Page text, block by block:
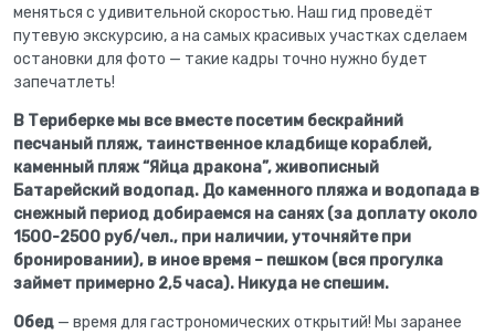
меняться с удивительной скоростью. Наш гид проведёт
путевую экскурсию, а на самых красивых участках сделаем
остановки для фото — такие кадры точно нужно будет
запечатлеть!
В Териберке мы все вместе посетим бескрайний
песчаный пляж, таинственное кладбище кораблей,
каменный пляж “Яйца дракона”, живописный
Батарейский водопад. До каменного пляжа и водопада в
снежный период добираемся на санях (за доплату около
1500-2500 руб/чел., при наличии, уточняйте при
бронировании), в иное время – пешком (вся прогулка
займет примерно 2,5 часа). Никуда не спешим.
Обед — время для гастрономических открытий! Мы заранее